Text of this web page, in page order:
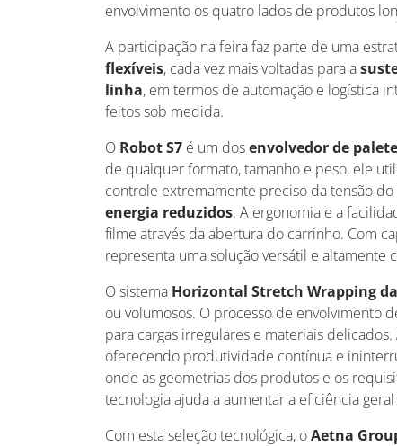
envolvimento os quatro lados de produtos
A participação na feira faz parte de uma
flexíveis, cada vez mais voltadas para a
linha, em termos de automação e logística
feitos sob medida.
O Robot S7 é um dosenvolvedor de
de qualquer formato, tamanho e peso, ele
controle extremamente preciso da tensão
energia reduzidos. A ergonomia e a
filme através da abertura do carrinho. Com
representa uma solução versátil e
O sistema Horizontal Stretch Wrapping
ou volumosos. O processo de envolvimento
para cargas irregulares e materiais
oferecendo produtividade contínua e
onde as geometrias dos produtos e os
tecnologia ajuda a aumentar a eficiência
Com esta seleção tecnológica, oAetna